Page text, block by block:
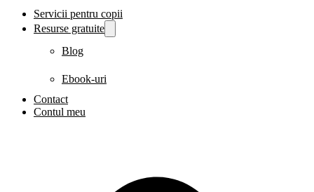
Servicii pentru copii
Resurse gratuite
Blog
Ebook-uri
Contact
Contul meu